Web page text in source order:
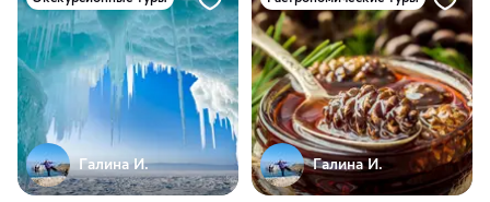
Галина И. Галина И.